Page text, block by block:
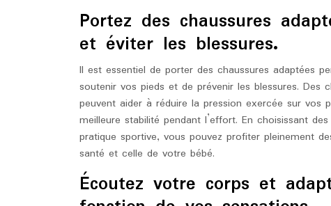
Portez des chaussures
et éviter les blessures.
Il est essentiel de porter des chaussures adaptées
soutenir vos pieds et de prévenir les blessures.
peuvent aider à réduire la pression exercée sur
meilleure stabilité pendant l’effort. En choisissant
pratique sportive, vous pouvez profiter pleinement
santé et celle de votre bébé.
Écoutez votre corps et